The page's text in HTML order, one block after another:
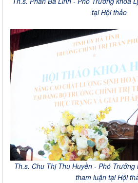
tại Hội thảo
Th.s. Chu Thị Thu Huyền - Phó
tham luận tại Hội